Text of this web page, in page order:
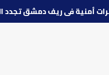
🔵توترات أمنية في ريف دمشق